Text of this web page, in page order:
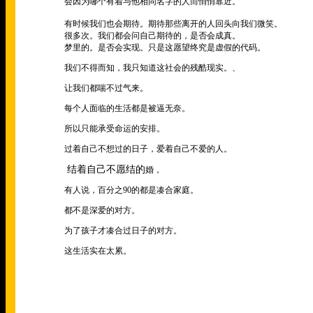
有时候我们也会期待。期待那些离开的人回头向我们微笑。
很多次。我们都会问自己期待的，是否会成真。
梦里的。是否会实现。只是这愿望终究是虚假的代码。
我们不得而知，我只知道这社会的残酷现实。、
让我们都喘不过气来。
每个人面临的生活都是被逼无奈。
所以只能承受命运的安排。
过着自己不想过的日子，爱着自己不爱的人。
结着自己不愿结的婚，
有人说，百分之90的都是凑合家庭。
都不是深爱的对方。
为了孩子才凑合过日子的对方。
这生活实在太累。